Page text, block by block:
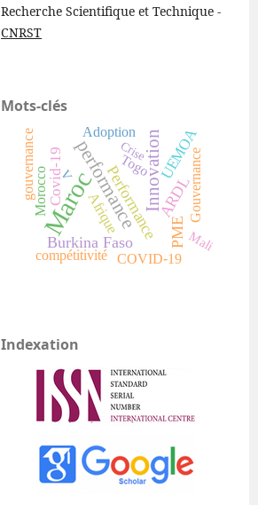
Recherche Scientifique et Technique -
CNRST
Mots-clés
MarocperformanceInnovation
Performance
Burkina Faso
ARDL
PME
Covid-19 UEMOA
Afrique
compétitivité COVID-19
Gouvernance
Morocco
Adoption
gouvernance Togo
V
Mali
Crise
Indexation